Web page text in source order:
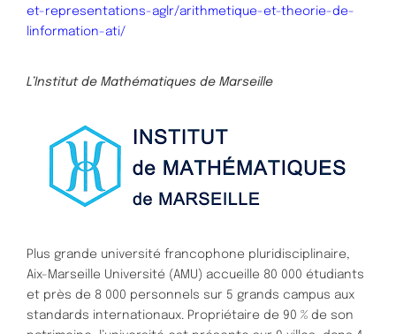
et-representations-aglr/arithmetique-et-theorie-de-
linformation-ati/
L’Institut de Mathématiques de Marseille
Plus grande université francophone pluridisciplinaire,
Aix-Marseille Université (AMU) accueille 80 000 étudiants
et près de 8 000 personnels sur 5 grands campus aux
standards internationaux. Propriétaire de 90 % de son